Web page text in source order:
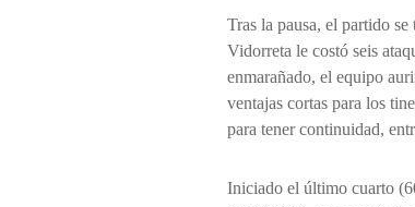
Tras la pausa, el partido
Vidorreta le costó seis
enmarañado, el equipo
ventajas cortas para los
para tener continuidad,
Iniciado el último cuarto